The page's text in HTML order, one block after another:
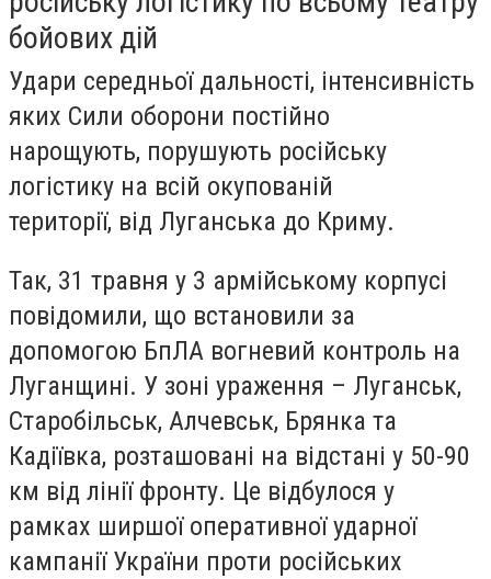
бойових дій
Удари середньої дальності, інтенсивність
яких Сили оборони постійно
нарощують, порушують російську
логістику на всій окупованій
території, від Луганська до Криму.
Так, 31 травня у 3 армійському корпусі
повідомили, що встановили за
допомогою БпЛА вогневий контроль на
Луганщині. У зоні ураження – Луганськ,
Старобільськ, Алчевськ, Брянка та
Кадіївка, розташовані на відстані у 50-90
км від лінії фронту. Це відбулося у
рамках ширшої оперативної ударної
кампанії України проти російських